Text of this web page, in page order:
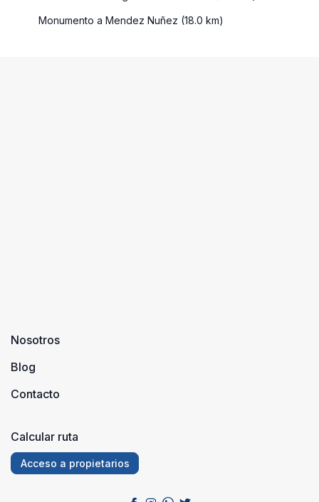
Monumento a Mendez Nuñez (18.0 km)
Nosotros
Blog
Contacto
Calcular ruta
Acceso a propietarios